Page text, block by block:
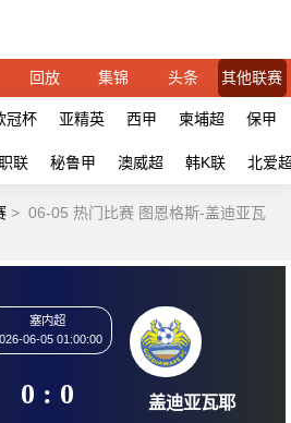
回放 集锦 头条 其他联赛
冠杯 亚精英 西甲 柬埔超 保甲
联 秘鲁甲 澳威超 韩K联 北爱
> 06-05 热门比赛 图恩格斯-盖迪亚瓦
2026-06-05 01:00:00